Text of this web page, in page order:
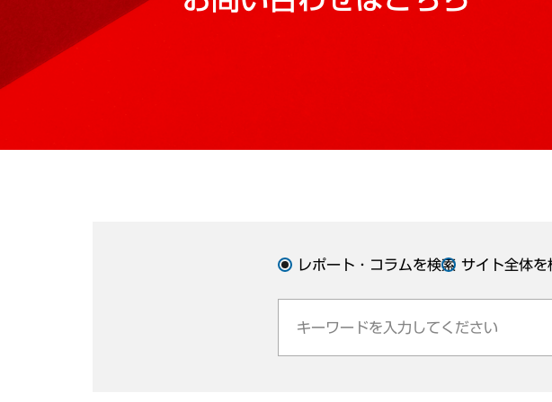
レポート・コラムを検索 サイト全体を